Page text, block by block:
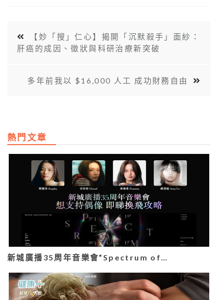
【妙「搜」仁心】揭開「沉默殺手」面紗：
肝癌的成因、徵狀與科研治療新突破
多年前我以 $16,000 人工 成功財務自由
熱門文章
新城廣播35周年音樂會“Spectrum of…